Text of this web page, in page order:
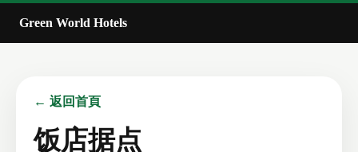
Green World Hotels
← 返回首頁
饭店据点